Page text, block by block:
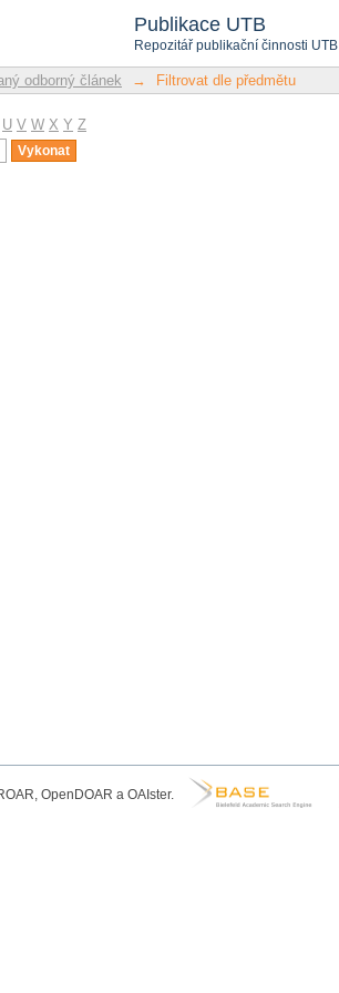
Publikace UTB
Repozitář publikační činnosti UTB
odborný článek → Filtrovat dle předmětu
U V W X Y Z
OpenDOAR a OAIster.